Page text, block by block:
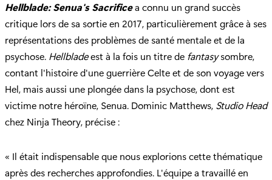
Hellblade: Senua's Sacrificea connu un grand succès
critique lors de sa sortie en 2017, particulièrement grâce à ses
représentations des problèmes de santé mentale et de la
psychose. Hellbladeest à la fois un titre de fantasysombre,
contant l'histoire d'une guerrière Celte et de son voyage vers
Hel, mais aussi une plongée dans la psychose, dont est
victime notre héroïne, Senua. Dominic Matthews, Studio Head
chez Ninja Theory, précise :
« Il était indispensable que nous explorions cette thématique
après des recherches approfondies. L'équipe a travaillé en